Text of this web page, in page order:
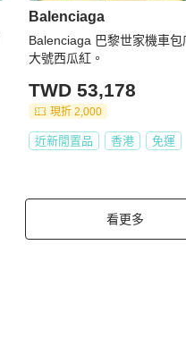
Balenciaga
Balenciaga 巴黎世家機車包
大號西瓜紅。
TWD 53,178
現折 2,000
近新閒置品 香港 免運
看更多